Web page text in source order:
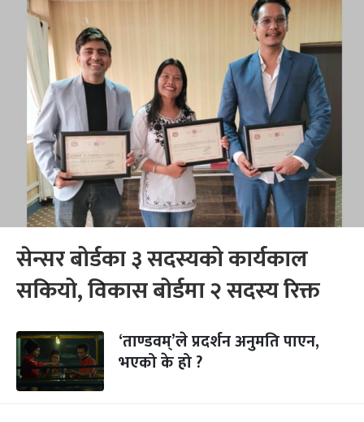
सेन्सर बोर्डका ३ सदस्यको कार्यकाल
सकियो, विकास बोर्डमा २ सदस्य रिक्त
‘ताण्डवम्’ले प्रदर्शन अनुमति पाएन,
भएको के हो ?